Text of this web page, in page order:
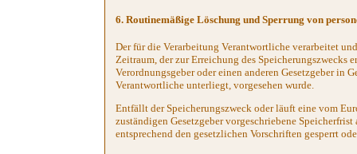
6. Routinemäßige Löschung und Sperrung von
Der für die Verarbeitung Verantwortliche verarbeitet
Zeitraum, der zur Erreichung des
Verordnungsgeber oder einen anderen Gesetzgeber in
Verantwortliche unterliegt, vorgesehen wurde.
Entfällt der Speicherungszweck oder läuft eine vom
zuständigen Gesetzgeber vorgeschriebene
entsprechend den gesetzlichen Vorschriften gesperrt